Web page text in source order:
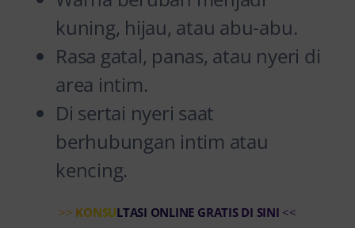
kuning, hijau, atau abu-abu.
Rasa gatal, panas, atau nyeri di
area intim.
Di sertai nyeri saat
berhubungan intim atau
kencing.
>> KONSULTASI ONLINE GRATIS DI SINI <<